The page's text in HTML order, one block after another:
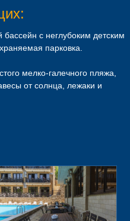
с неглубоким детским
парковка.
мелко-галечного пляжа,
от солнца, лежаки и